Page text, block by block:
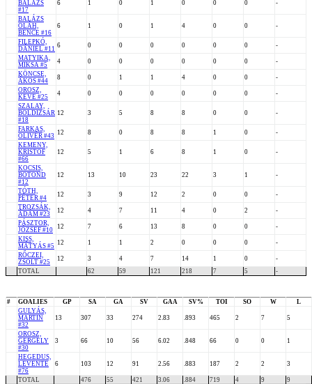
BALÁZS
#17
6 1 0 1 0 0 0 -
BALÁZS
OLÁH,
BENCE #16
6 1 0 1 4 0 0 -
FILEPKÓ,
DÁNIEL #11 6 0 0 0 0 0 0
-
MATYIKA,
MIKSA #5
4 0 0 0 0 0 0
-
KÖNCSE,
ÁKOS #44
8 0 1 1 4 0 0
-
OROSZ,
KEVE #25
4 0 0 0 0 0 0
-
SZALAY,
BOLDIZSÁR
#18
12 3 5 8 8 0 0 -
FARKAS,
OLIVÉR #43 12 8 0 8 8 1 0
-
KEMENY,
KRISTOF
#66
12 5 1 6 8 1 0 -
KOCSIS,
BOTOND
#12
12 13 10 23 22 3 1 -
TÓTH,
PÉTER #4
12 3 9 12 2 0 0
-
TROZSÁK,
ÁDÁM #23
12 4 7 11 4 0 2
-
PÁSZTOR,
JÓZSEF #10
12 7 6 13 8 0 0
-
KISS,
MÁTYÁS #5 12 1 1 2 0 0 0
-
RŐCZEI,
ZSOLT #25
12 3 4 7 14 1 0
-
TOTAL
62 59 121 218 7 5 -
# GOALIES GP SA GA SV GAA SV% TOI SO W
L
GULYÁS,
MARTIN
#32
13 307 33 274 2.83 .893 465 2 7 5
OROSZ,
GERGELY
#30
3 66 10 56 6.02 .848 66 0 0 1
HEGEDUS,
LEVENTE
#76
6 103 12 91 2.56 .883 187 2 2 3
TOTAL 476 55 421 3.06 .884 719 4 9
9